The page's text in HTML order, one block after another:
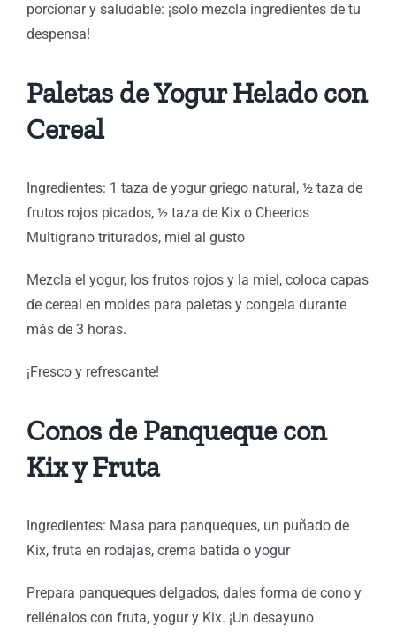
porcionar y saludable: ¡solo mezcla ingredientes de tu
despensa!
Paletas de Yogur Helado con
Cereal
Ingredientes: 1 taza de yogur griego natural, ½ taza de
frutos rojos picados, ½ taza de Kix o Cheerios
Multigrano triturados, miel al gusto
Mezcla el yogur, los frutos rojos y la miel, coloca capas
de cereal en moldes para paletas y congela durante
más de 3 horas.
¡Fresco y refrescante!
Conos de Panqueque con
Kix y Fruta
Ingredientes: Masa para panqueques, un puñado de
Kix, fruta en rodajas, crema batida o yogur
Prepara panqueques delgados, dales forma de cono y
rellénalos con fruta, yogur y Kix. ¡Un desayuno